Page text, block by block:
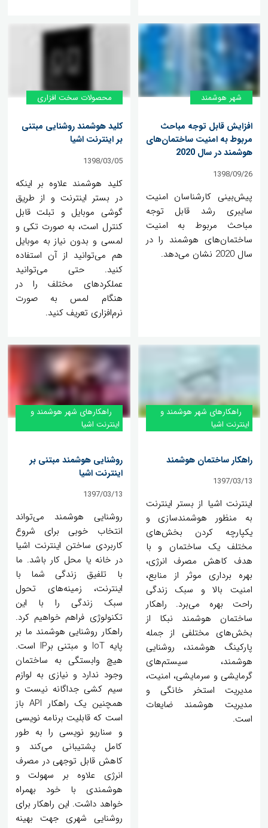
شهر هوشمند
افزایش قابل توجه مباحث
مربوط به امنیت ساختمان‌های
هوشمند در سال 2020
1398/09/26
پیش‌بینی کارشناسان امنیت
سایبری رشد قابل توجه
مباحث مربوط به امنیت
ساختمان‌های هوشمند را در
سال 2020 نشان می‌دهد.
محصولات سخت افزاری
کلید هوشمند روشنایی مبتنی
بر اینترنت اشیا
1398/03/05
کلید هوشمند علاوه بر اینکه
در بستر اینترنت و از طریق
گوشی موبایل و تبلت قابل
کنترل است، به صورت تکی و
لمسی و بدون نیاز به موبایل
هم می‌توانید از آن استفاده
کنید. حتی می‌توانید
عملکردهای مختلف را در
هنگام لمس به صورت
نرم‌افزاری تعریف کنید.
راهکارهای شهر هوشمند و
اینترنت اشیا
راهکار ساختمان هوشمند
1397/03/13
اینترنت اشیا از بستر اینترنت
به منظور هوشمندسازی و
یکپارچه کردن بخش‌های
مختلف یک ساختمان و با
هدف کاهش مصرف انرژی،
بهره برداری موثر از منابع،
امنیت بالا و سبک زندگی
راحت بهره می‌برد. راهکار
ساختمان هوشمند نبکا از
بخش‌های مختلفی از جمله
پارکینگ هوشمند، روشنایی
هوشمند، سیستم‌های
گرمایشی و سرمایشی، امنیت،
مدیریت استخر خانگی و
مدیریت هوشمند ضایعات
است.
راهکارهای شهر هوشمند و
اینترنت اشیا
روشنایی هوشمند مبتنی بر
اینترنت اشیا
1397/03/13
روشنایی هوشمند می‌تواند
انتخاب خوبی برای شروع
کاربردی ساختن اینترنت اشیا
در خانه یا محل کار باشد. ما
با تلفیق زندگی شما با
اینترنت، زمینه‌های تحول
سبک زندگی را با این
تکنولوژی فراهم خواهیم کرد.
راهکار روشنایی هوشمند ما بر
پایه IoT و مبتنی برIP است.
هیچ وابستگی به ساختمان
وجود ندارد و نیازی به لوازم
سیم کشی جداگانه نیست و
همچنین یک راهکار API باز
است که قابلیت برنامه نویسی
و سناریو نویسی را به طور
کامل پشتیبانی می‌کند و
کاهش قابل توجهی در مصرف
انرژی علاوه بر سهولت و
هوشمندی با خود بهمراه
خواهد داشت. این راهکار برای
روشنایی شهری جهت بهینه